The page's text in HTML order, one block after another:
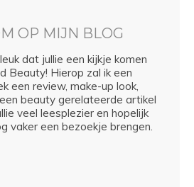
OP MIJN BLOG
dat jullie een kijkje komen
Beauty! Hierop zal ik een
een review, make-up look,
beauty gerelateerde artikel
veel leesplezier en hopelijk
vaker een bezoekje brengen.